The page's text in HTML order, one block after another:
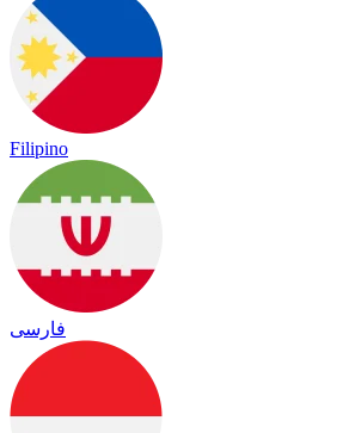
Filipino
فارسی